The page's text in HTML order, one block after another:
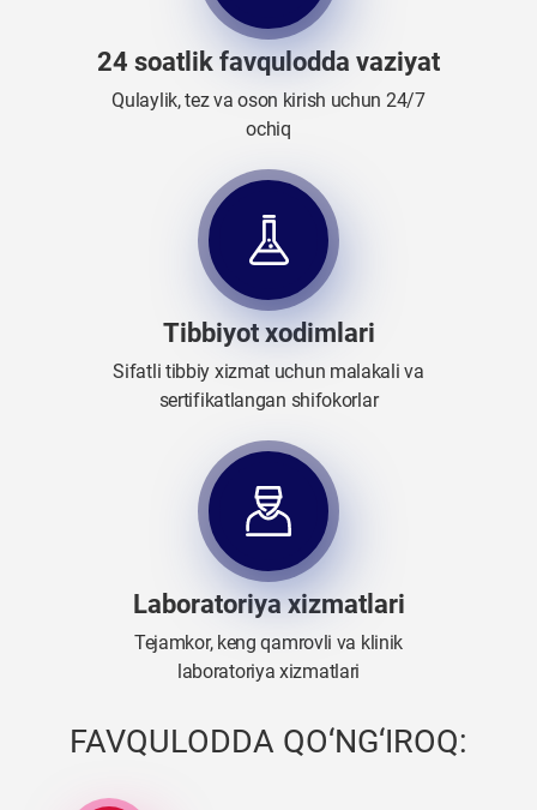
24 soatlik favqulodda vaziyat
Qulaylik, tez va oson kirish uchun 24/7
ochiq
Tibbiyot xodimlari
Sifatli tibbiy xizmat uchun malakali va
sertifikatlangan shifokorlar
Laboratoriya xizmatlari
Tejamkor, keng qamrovli va klinik
laboratoriya xizmatlari
FAVQULODDA QO‘NG‘IROQ: